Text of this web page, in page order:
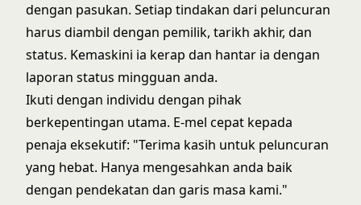
dengan pasukan. Setiap tindakan dari peluncuran
harus diambil dengan pemilik, tarikh akhir, dan
status. Kemaskini ia kerap dan hantar ia dengan
laporan status mingguan anda.
Ikuti dengan individu dengan pihak
berkepentingan utama. E-mel cepat kepada
penaja eksekutif: "Terima kasih untuk peluncuran
yang hebat. Hanya mengesahkan anda baik
dengan pendekatan dan garis masa kami."